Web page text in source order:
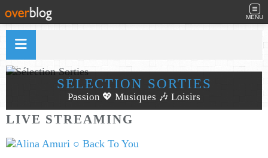
MENU
SÉLECTION SORTIES
Passion 💖 Musiques 🎶 Loisirs
LIVE STREAMING